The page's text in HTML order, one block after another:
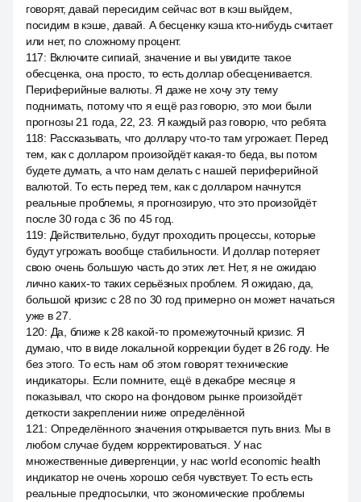
говорят, давай пересидим сейчас вот в кэш выйдем,
посидим в кэше, давай. А бесценку кэша кто-нибудь считает
или нет, по сложному процент.
117: Включите сипиай, значение и вы увидите такое
обесценка, она просто, то есть доллар обесценивается.
Периферийные валюты. Я даже не хочу эту тему
поднимать, потому что я ещё раз говорю, это мои были
прогнозы 21 года, 22, 23. Я каждый раз говорю, что ребята
118: Рассказывать, что доллару что-то там угрожает. Перед
тем, как с долларом произойдёт какая-то беда, вы потом
будете думать, а что нам делать с нашей периферийной
валютой. То есть перед тем, как с долларом начнутся
реальные проблемы, я прогнозирую, что это произойдёт
после 30 года с 36 по 45 год.
119: Действительно, будут проходить процессы, которые
будут угрожать вообще стабильности. И доллар потеряет
свою очень большую часть до этих лет. Нет, я не ожидаю
лично каких-то таких серьёзных проблем. Я ожидаю, да,
большой кризис с 28 по 30 год примерно он может начаться
уже в 27.
120: Да, ближе к 28 какой-то промежуточный кризис. Я
думаю, что в виде локальной коррекции будет в 26 году. Не
без этого. То есть нам об этом говорят технические
индикаторы. Если помните, ещё в декабре месяце я
показывал, что скоро на фондовом рынке произойдёт
деткости закреплении ниже определённой
121 : Определённого значения открывается путь вниз. Мы в
любом случае будем корректироваться. У нас
множественные дивергенции, у нас world economic health
индикатор не очень хорошо себя чувствует. То есть есть
реальные предпосылки, что экономические проблемы